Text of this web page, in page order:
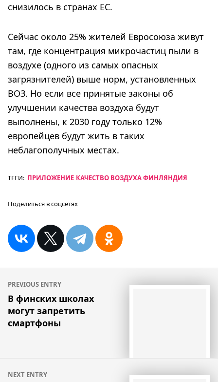
снизилось в странах ЕС.
Сейчас около 25% жителей Евросоюза живут
там, где концентрация микрочастиц пыли в
воздухе (одного из самых опасных
загрязнителей) выше норм, установленных
ВОЗ. Но если все принятые законы об
улучшении качества воздуха будут
выполнены, к 2030 году только 12%
европейцев будут жить в таких
неблагополучных местах.
ТЕГИ: ПРИЛОЖЕНИЕ КАЧЕСТВО ВОЗДУХАФИНЛЯНДИЯ
Поделиться в соцсетях
Навигация
по
записям
PREVIOUS ENTRY
В финских школах
могут запретить
смартфоны
NEXT ENTRY